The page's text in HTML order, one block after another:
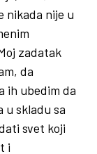
nikada nije u
zadatak
da
ih ubedim da
u skladu sa
svet koji
i